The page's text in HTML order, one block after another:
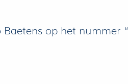
op het nummer